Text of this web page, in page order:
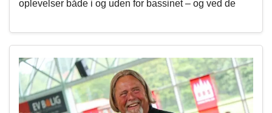
oplevelser både i og uden for bassinet – og ved de